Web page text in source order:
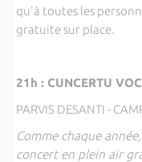
qu'à toutes les
gratuite sur place.
21h : CUNCERTU
PARVIS DESANTI -
Comme chaque
concert en plein air